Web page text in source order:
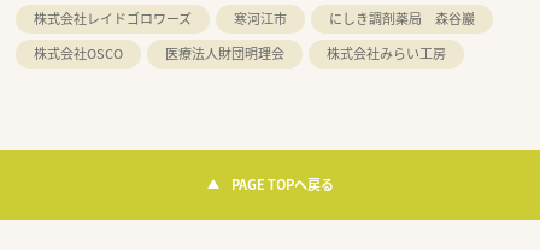
株式会社レイドゴロワーズ
寒河江市
にしき調剤薬局 森谷巖
株式会社OSCO
医療法人財団明理会 株式会社みらい工房
PAGE TOPへ戻る